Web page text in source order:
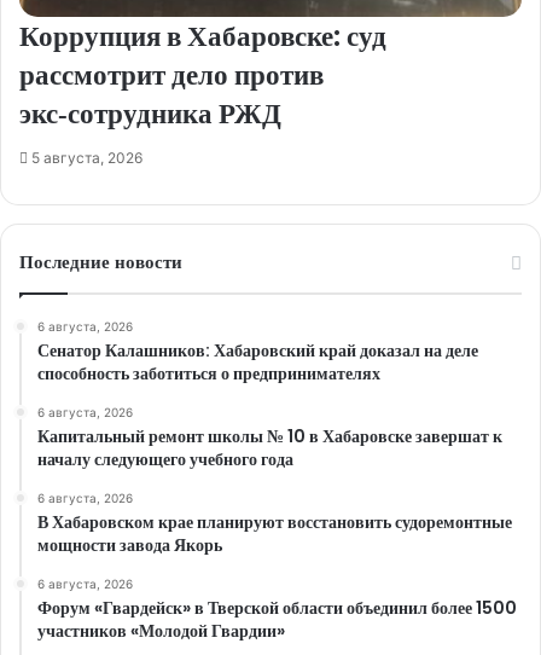
Коррупция в Хабаровске: суд
рассмотрит дело против
экс‑сотрудника РЖД
5 августа, 2026
Последние новости
6 августа, 2026
Сенатор Калашников: Хабаровский край доказал на деле
способность заботиться о предпринимателях
6 августа, 2026
Капитальный ремонт школы № 10 в Хабаровске завершат к
началу следующего учебного года
6 августа, 2026
В Хабаровском крае планируют восстановить судоремонтные
мощности завода Якорь
6 августа, 2026
Форум «Гвардейск» в Тверской области объединил более 1500
участников «Молодой Гвардии»